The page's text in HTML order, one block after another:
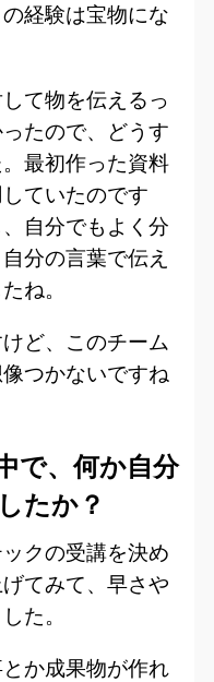
経験は宝物にな
て物を伝えるっ
たので、どうす
最初作った資料
ていたのです
自分でもよく分
分の言葉で伝え
ね。
ど、このチーム
つかないですね
で、何か自分
たか？
クの受講を決め
てみて、早さや
た。
か成果物が作れ